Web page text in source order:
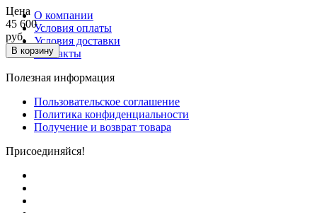
Цена
45 600
руб.
В корзину
О компании
Условия оплаты
Условия доставки
Контакты
Полезная информация
Пользовательское соглашение
Политика конфиденциальности
Получение и возврат товара
Присоединяйся!